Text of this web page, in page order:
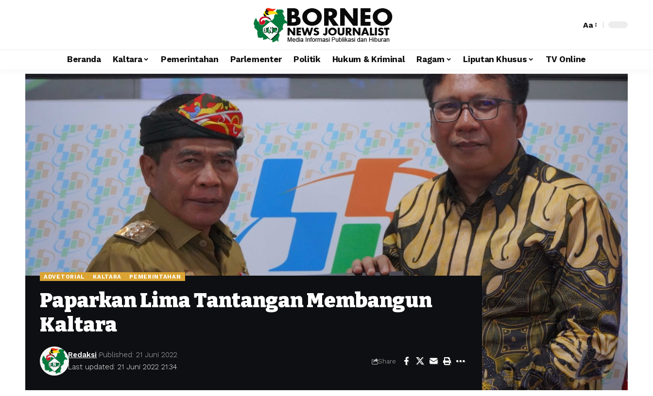
Aa
Beranda Kaltara Pemerintahan Parlementer Politik Hukum & Kriminal Ragam Liputan Khusus TV Online
ADVETORIAL KALTARA PEMERINTAHAN
Paparkan Lima Tantangan Membangun
Kaltara
Last updated: 21 Juni 2022 21:34
Redaksi Published: 21 Juni 2022
Share